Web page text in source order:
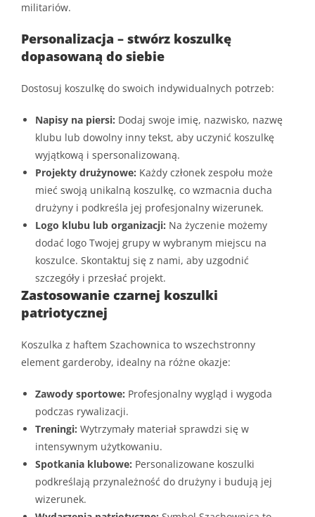
militariów.
Personalizacja – stwórz koszulkę
dopasowaną do siebie
Dostosuj koszulkę do swoich indywidualnych potrzeb:
Napisy na piersi: Dodaj swoje imię, nazwisko, nazwę
klubu lub dowolny inny tekst, aby uczynić koszulkę
wyjątkową i spersonalizowaną.
Projekty drużynowe: Każdy członek zespołu może
mieć swoją unikalną koszulkę, co wzmacnia ducha
drużyny i podkreśla jej profesjonalny wizerunek.
Logo klubu lub organizacji: Na życzenie możemy
dodać logo Twojej grupy w wybranym miejscu na
koszulce. Skontaktuj się z nami, aby uzgodnić
szczegóły i przesłać projekt.
Zastosowanie czarnej koszulki
patriotycznej
Koszulka z haftem Szachownica to wszechstronny
element garderoby, idealny na różne okazje:
Zawody sportowe: Profesjonalny wygląd i wygoda
podczas rywalizacji.
Treningi: Wytrzymały materiał sprawdzi się w
intensywnym użytkowaniu.
Spotkania klubowe: Personalizowane koszulki
podkreślają przynależność do drużyny i budują jej
wizerunek.